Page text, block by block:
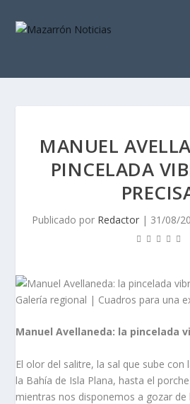
MANUEL
PINCELADA
Publicado por Redactor | 31/08/
Galería regional | Cuadros para una
Manuel Avellaneda: la pincelada
El olor del salitre, la sal que sube con
la Bahía de Isla Plana, hasta el
mientras nos disponemos a gozar de